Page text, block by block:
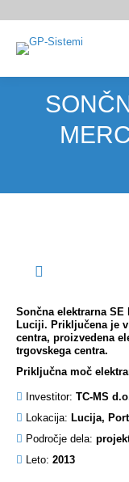
Sončna elektrarna
Luciji. Priključena je
centra, proizvedena
trgovskega centra.
Priključna moč
Investitor: TC-MS
Lokacija: Lucija,
Področje dela:
Leto: 2013